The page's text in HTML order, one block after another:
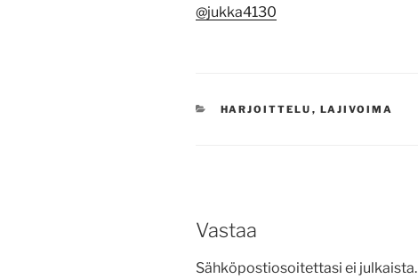
@jukka4130
KATEGORIAT
HARJOITTELU , LAJIVOIMA
Vastaa
Sähköpostiosoitettasi ei julkaista.